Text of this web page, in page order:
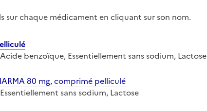
sur chaque médicament en cliquant sur son nom.
benzoïque, Essentiellement sans sodium, Lactose
80 mg, comprimé pelliculé
sans sodium, Lactose